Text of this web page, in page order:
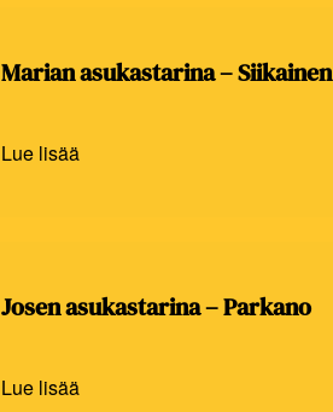
Marian asukastarina – Siikainen
Lue lisää
Josen asukastarina – Parkano
Lue lisää